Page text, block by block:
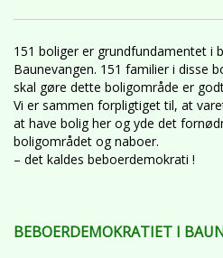
151 boliger er grundfundamentet i
Baunevangen. 151 familier i disse
skal gøre dette boligområde er
Vi er sammen forpligtiget til, at
at have bolig her og yde det
boligområdet og naboer.
– det kaldes beboerdemokrati !
BEBOERDEMOKRATIET I